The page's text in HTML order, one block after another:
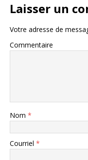
Laisser un
Votre adresse de
Commentaire
Nom *
Courriel *